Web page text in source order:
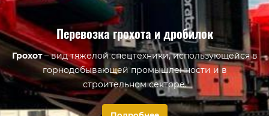
Перевозка грохота и дробилок
Грохот– вид тяжелой спецтехники, использующейся в
горнодобывающей промышленности и в
строительном секторе.
Дробилка или дробильно-сортировочное